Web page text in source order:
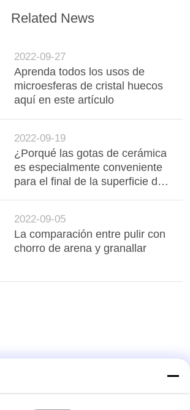
Related News
2022-09-27
Aprenda todos los usos de
microesferas de cristal huecos
aquí en este artículo
2022-09-19
¿Porqué las gotas de cerámica
es especialmente conveniente
para el final de la superficie de
2022-09-05
La comparación entre pulir con
chorro de arena y granallar